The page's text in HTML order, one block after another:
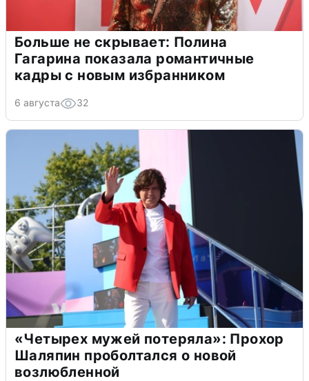
Больше не скрывает: Полина
Гагарина показала романтичные
кадры с новым избранником
6 августа 32
«Четырех мужей потеряла»: Прохор
Шаляпин проболтался о новой
возлюбленной